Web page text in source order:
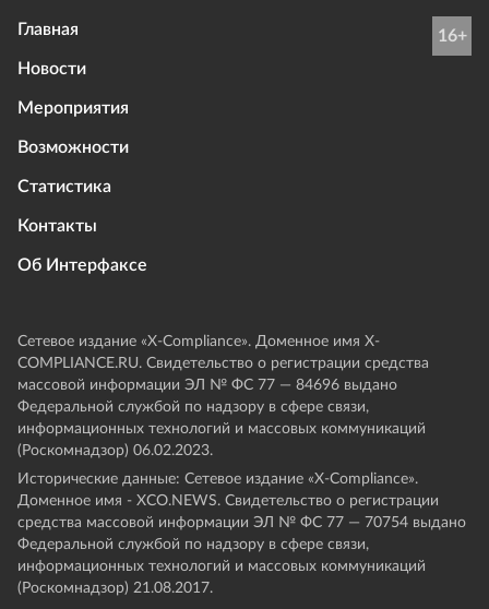
Главная
Новости
Мероприятия
Возможности
Статистика
Контакты
Об Интерфаксе
16+
Сетевое издание «Х-Compliance». Доменное имя X-
COMPLIANCE.RU. Свидетельство о регистрации средства
массовой информации ЭЛ № ФС 77 — 84696 выдано
Федеральной службой по надзору в сфере связи,
информационных технологий и массовых коммуникаций
(Роскомнадзор) 06.02.2023.
Исторические данные: Сетевое издание «Х-Compliance».
Доменное имя - XCO.NEWS. Свидетельство о регистрации
средства массовой информации ЭЛ № ФС 77 — 70754 выдано
Федеральной службой по надзору в сфере связи,
информационных технологий и массовых коммуникаций
(Роскомнадзор) 21.08.2017.